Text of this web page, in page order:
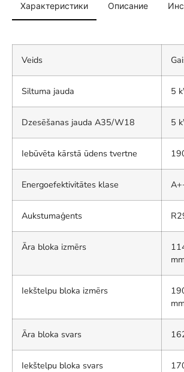
Характеристики Описание
Veids
Siltuma jauda 5
Dzesēšanas jauda A35/W18 5
Iebūvēta kārstā ūdens tvertne
Energoefektivitātes klase
Aukstumaģents
Āra bloka izmērs
Iekštelpu bloka izmērs
Āra bloka svars
Iekštelpu bloka svars